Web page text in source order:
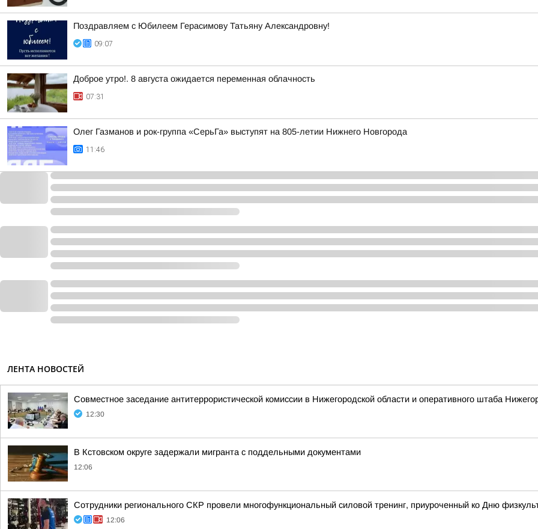
Поздравляем с Юбилеем Герасимову Татьяну Александровну!
09:07
Доброе утро!. 8 августа ожидается переменная облачность
07:31
Олег Газманов и рок-группа «СерьГа» выступят на 805-летии Нижнего Новгорода
11:46
ЛЕНТА НОВОСТЕЙ
Совместное заседание антитеррористической комиссии в Нижегородской области и оперативного штаба
12:30
В Кстовском округе задержали мигранта с поддельными документами
12:06
Сотрудники регионального СКР провели многофункциональный силовой тренинг, приуроченный ко Дню
12:06